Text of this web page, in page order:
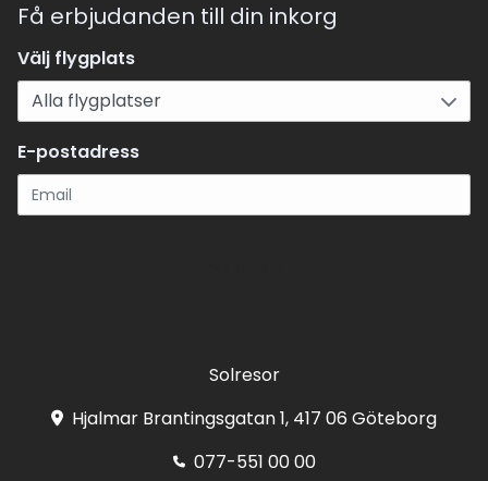
Få erbjudanden till din inkorg
Välj flygplats
E-postadress
Solresor
Hjalmar Brantingsgatan 1, 417 06 Göteborg
077-551 00 00